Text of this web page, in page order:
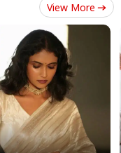
View More